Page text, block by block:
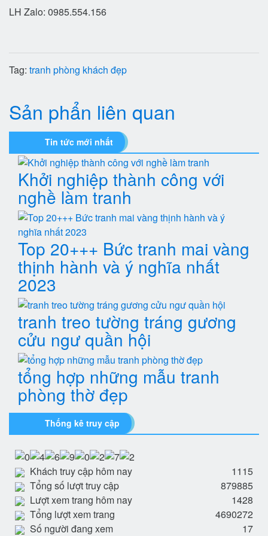
LH Zalo: 0985.554.156
Tag: tranh phòng khách đẹp
Sản phẩn liên quan
Tin tức mới nhất
Khởi nghiệp thành công với
nghề làm tranh
Top 20+++ Bức tranh mai vàng
thịnh hành và ý nghĩa nhất
2023
tranh treo tường tráng gương
cửu ngư quần hội
tổng hợp những mẫu tranh
phòng thờ đẹp
Thống kê truy cập
Khách truy cập hôm nay
1115
Tổng số lượt truy cập
879885
Lượt xem trang hôm nay
1428
Tổng lượt xem trang
4690272
Số người đang xem
17